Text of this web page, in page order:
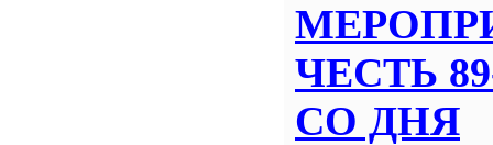
ЧЕСТЬ
СО ДНЯ